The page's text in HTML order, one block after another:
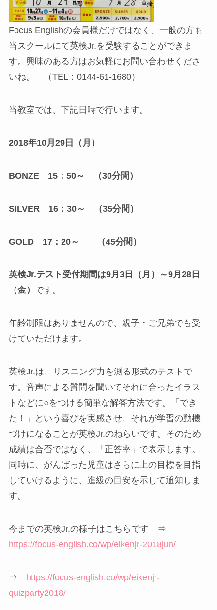
Focus Englishの会員様だけではなく、一般の方も
当スクールにて英検Jr.を受験することができま
す。興味のある方はお気軽にお問い合わせくださ
いね。 （TEL：0144-61-1680）
当教室では、下記日時で行います。
2018年10月29日（月）
BONZE 15：50～ （30分間）
SILVER 16：30～ （35分間）
GOLD 17：20～ （45分間）
英検Jr.テスト受付期間は9月3日（月）～9月28日
（金） です。
年齢制限はありませんので、親子・ご兄弟でも受
けていただけます。
英検Jr.は、リスニング力を測る形式のテストで
す。音声による質問を聞いてそれに合ったイラス
トなどに○をつける簡単な解答方法です。「でき
た！」という喜びを実感させ、それが学習の動機
づけになることが英検Jr.のねらいです。そのため
成績は合否ではなく、「正答率」で表示します。
同時に、がんばった児童はさらに上の目標を目指
していけるように、進級の目安を示して通知しま
す。
今までの英検Jr.の様子はこちらです ⇒
https://focus-english.co/wp/eikenjr-2018jun/
⇒ https://focus-english.co/wp/eikenjr-
quizparty2018/